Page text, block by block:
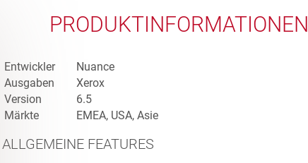
PRODUKTINFORMATIONEN
Entwickler
Nuance
Ausgaben
Xerox
Version
6.5
Märkte
EMEA, USA, Asie
ALLGEMEINE FEATURES